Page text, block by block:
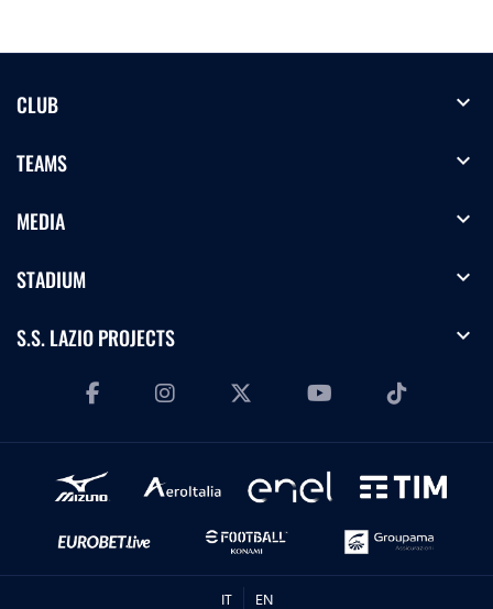
CLUB expand_more
TEAMS expand_more
MEDIA expand_more
STADIUM expand_more
S.S. LAZIO PROJECTS expand_more
IT EN